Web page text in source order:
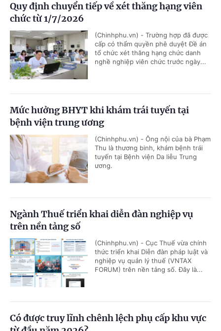
Quy định chuyển tiếp về xét thăng hạng viên
chức từ 1/7/2026
(Chinhphu.vn) - Trường hợp đã được
cấp có thẩm quyền phê duyệt Đề án
tổ chức xét thăng hạng chức danh
nghề nghiệp viên chức trước ngày...
Mức hưởng BHYT khi khám trái tuyến tại
bệnh viện trung ương
(Chinhphu.vn) - Ông nội của bà Phạm
Thu là thương binh, khám bệnh trái
tuyến tại Bệnh viện Da liễu Trung
ương.
Ngành Thuế triển khai diễn đàn nghiệp vụ
trên nền tảng số
(Chinhphu.vn) - Cục Thuế vừa chính
thức triển khai Diễn đàn pháp luật và
nghiệp vụ quản lý thuế (VNTAX
FORUM) trên nền tảng số. Đây là...
Có được truy lĩnh chênh lệch phụ cấp khu vực